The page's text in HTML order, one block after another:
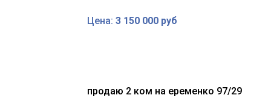
Цена: 3 150 000 руб
продаю 2 ком на еременко 97/29